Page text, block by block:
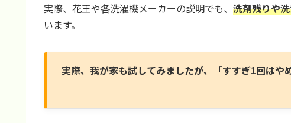
実際、花王や各洗濯機メーカーの説明でも、 洗剤残りや
います。
実際、我が家も試してみましたが、「すすぎ1回はや